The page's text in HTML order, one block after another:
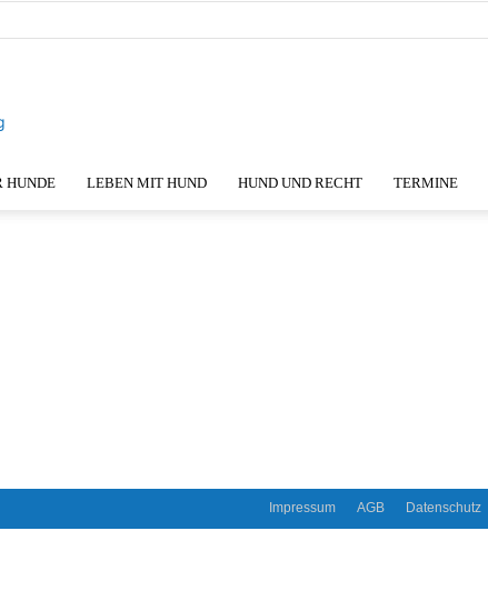
HUNDE LEBEN MIT HUND HUND UND RECHT TERMINE
Impressum AGB Datenschutz